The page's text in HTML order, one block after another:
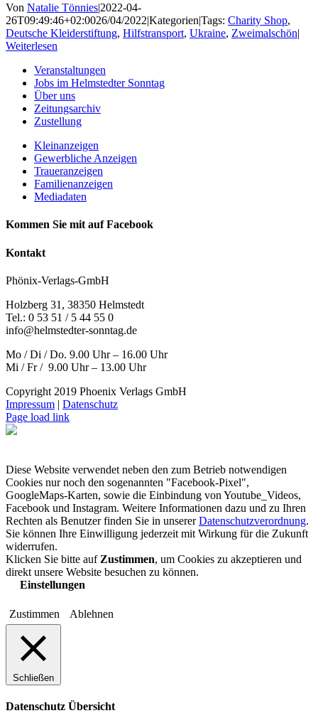
Von Natalie Tönnies|2022-04-
26T09:49:46+02:0026/04/2022|Kategorien|Tags: Charity Shop,
Deutsche Kleiderstiftung, Hilfstransport, Ukraine, Zweimalschön|
Weiterlesen
Veranstaltungen
Jobs im Helmstedter Sonntag
Über uns
Zeitungsarchiv
Zustellung
Kleinanzeigen
Gewerbliche Anzeigen
Traueranzeigen
Familienanzeigen
Mediadaten
Kommen Sie mit auf Facebook
Kontakt
Phönix-Verlags-GmbH
Holzberg 31, 38350 Helmstedt
Tel.: 0 53 51 / 5 44 55 0
info@helmstedter-sonntag.de
Mo / Di / Do. 9.00 Uhr – 16.00 Uhr
Mi / Fr / 9.00 Uhr – 13.00 Uhr
Copyright 2019 Phoenix Verlags GmbH
Impressum | Datenschutz
Page load link
Diese Website verwendet neben den zum Betrieb notwendigen
Cookies nur noch den sogenannten "Facebook-Pixel",
GoogleMaps-Karten, sowie die Einbindung von Youtube_Videos,
Facebook und Instagram. Weitere Informationen dazu und zu Ihren
Rechten als Benutzer finden Sie in unsererDatenschutzverordnung.
Sie können Ihre Einwilligung jederzeit mit Wirkung für die Zukunft
widerrufen.
Klicken Sie bitte auf Zustimmen, um Cookies zu akzeptieren und
direkt unsere Website besuchen zu können.
Einstellungen
Zustimmen Ablehnen
Schließen
Datenschutz Übersicht